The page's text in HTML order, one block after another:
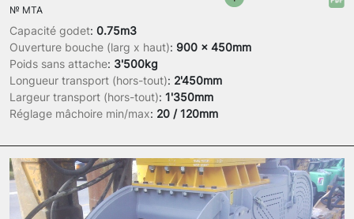
Capacité godet: 0.75m3
Ouverture bouche (larg x haut): 900 x 450mm
Poids sans attache: 3'500kg
Longueur transport (hors-tout): 2'450mm
Largeur transport (hors-tout): 1'350mm
Réglage mâchoire min/max: 20 / 120mm
№ MTA